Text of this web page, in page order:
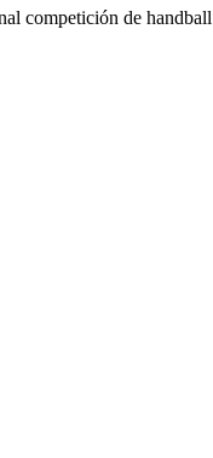
competición de handball